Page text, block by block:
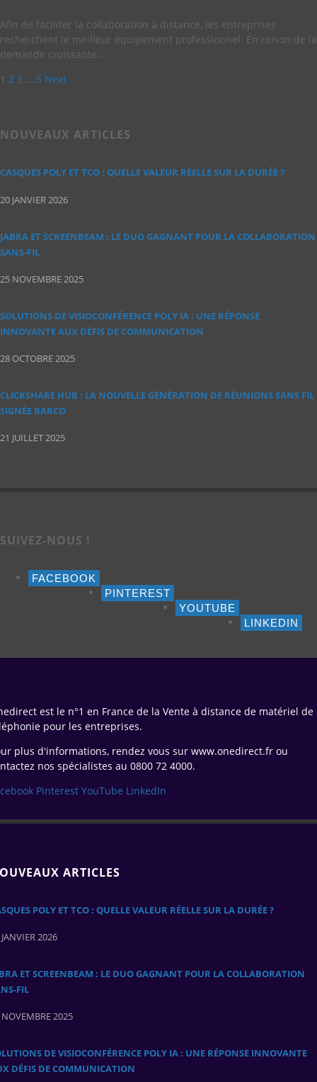
Afin de faciliter la collaboration à distance, les entreprises
recherchent le meilleur équipement professionnel. En raison de la
demande croissante…
1 2 3 … 5 Next
NOUVEAUX ARTICLES
CASQUES POLY ET TCO : QUELLE VALEUR RÉELLE SUR LA DURÉE ?
20 JANVIER 2026
JABRA ET SCREENBEAM : LE DUO GAGNANT POUR LA COLLABORATION
SANS‑FIL
25 NOVEMBRE 2025
SOLUTIONS DE VISIOCONFÉRENCE POLY IA : UNE RÉPONSE
INNOVANTE AUX DÉFIS DE COMMUNICATION
28 OCTOBRE 2025
CLICKSHARE HUB : LA NOUVELLE GÉNÉRATION DE RÉUNIONS SANS FIL
SIGNÉE BARCO
21 JUILLET 2025
SUIVEZ-NOUS !
FACEBOOK
PINTEREST
YOUTUBE
LINKEDIN
est le n°1 en France de la Vente à distance de matériel de
pour les entreprises.
plus d'informations, rendez vous sur www.onedirect.fr ou
nos spécialistes au 0800 72 4000.
Pinterest YouTube LinkedIn
ARTICLES
POLY ET TCO : QUELLE VALEUR RÉELLE SUR LA DURÉE ?
2026
ET SCREENBEAM : LE DUO GAGNANT POUR LA COLLABORATION
2025
DE VISIOCONFÉRENCE POLY IA : UNE RÉPONSE INNOVANTE
DÉFIS DE COMMUNICATION